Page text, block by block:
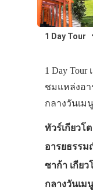
1 Day Tour
1 Day
ชมแหล่งอ
กลางวันเม
ทัวร์เกียวโ
อารยธรร
ซาก้า เกีย
กลางวันเม